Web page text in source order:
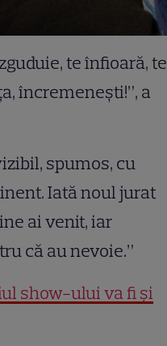
te înfioară, te
încremeneşti!”, a
spumos, cu
Iată noul jurat
ai venit, iar
că au nevoie.”
show-ului va fi și